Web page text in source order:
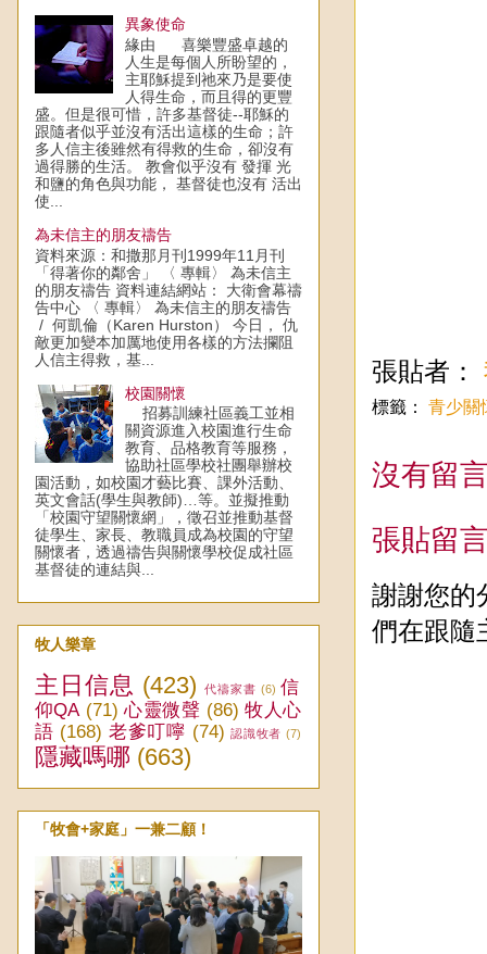
張貼者：
標籤： 青少關
沒有留
張貼留
謝謝您的
們在跟隨
異象使命
緣由 喜樂豐盛卓越的
人生是每個人所盼望的，
主耶穌提到祂來乃是要使
人得生命，而且得的更豐
盛。但是很可惜，許多基督徒--耶穌的
跟隨者似乎並沒有活出這樣的生命；許
多人信主後雖然有得救的生命，卻沒有
過得勝的生活。 教會似乎沒有 發揮 光
和鹽的角色與功能， 基督徒也沒有 活出
使...
為未信主的朋友禱告
資料來源：和撒那月刊1999年11月刊
「得著你的鄰舍」 〈 專輯〉 為未信主
的朋友禱告 資料連結網站： 大衛會幕禱
告中心 〈 專輯〉 為未信主的朋友禱告
/ 何凱倫（Karen Hurston） 今日， 仇
敵更加變本加厲地使用各樣的方法攔阻
人信主得救，基...
校園關懷
招募訓練社區義工並相
關資源進入校園進行生命
教育、品格教育等服務，
協助社區學校社團舉辦校
園活動，如校園才藝比賽、課外活動、
英文會話(學生與教師)…等。並擬推動
「校園守望關懷網」，徵召並推動基督
徒學生、家長、教職員成為校園的守望
關懷者，透過禱告與關懷學校促成社區
基督徒的連結與...
牧人樂章
主日信息 (423) 代禱家書 (6) 信
仰QA (71) 心靈微聲 (86) 牧人心
語 (168) 老爹叮嚀 (74) 認識牧者 (7)
隱藏嗎哪 (663)
「牧會+家庭」一兼二顧！